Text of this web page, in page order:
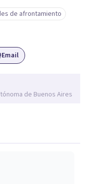
de
y amor propio.
tus emociones
lograr una
una orientación
Psicoanálisis
de afrontamiento
Email
de Buenos Aires